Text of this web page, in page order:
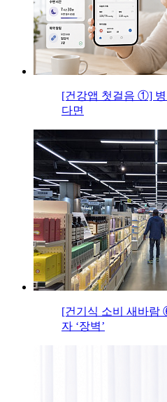
[건강앱 첫걸음 ①] 병
다면
[건기식 소비 새바람
자 ‘장벽’